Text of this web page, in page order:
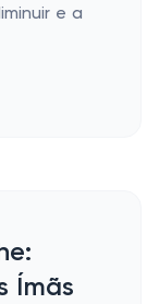
e a
Ímãs